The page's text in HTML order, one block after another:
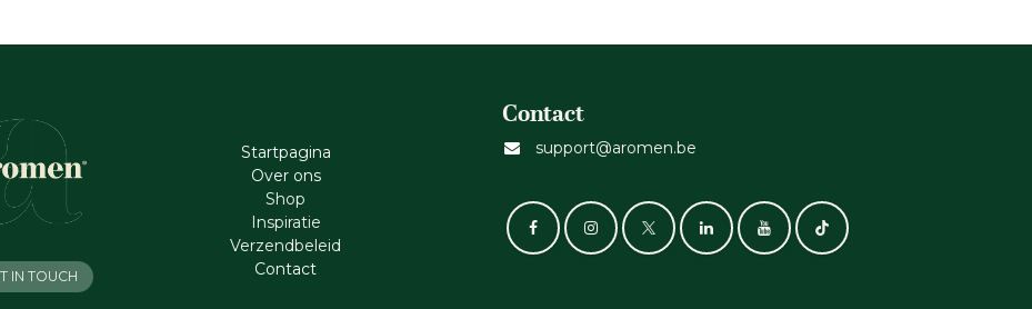
Startpagina
Ove​r​ ons
Shop
Inspiratie
Verzendbeleid
Cont​act
Contact
support@aromen.be
IN TOUCH